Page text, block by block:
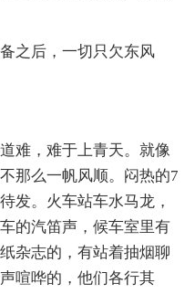
后，一切只欠东风
，难于上青天。就像
那么一帆风顺。闷热的7
发。火车站车水马龙，
的汽笛声，候车室里有
杂志的，有站着抽烟聊
喧哗的，他们各行其